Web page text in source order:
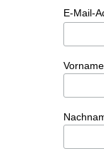
E-Mail-
Vorname